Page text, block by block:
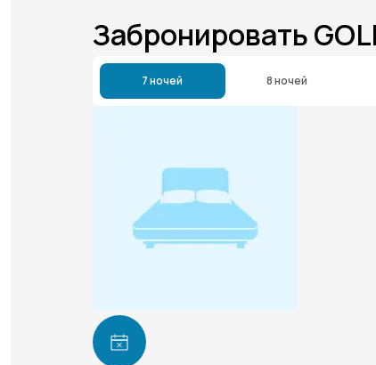
Забронировать
7 ночей 8 ночей